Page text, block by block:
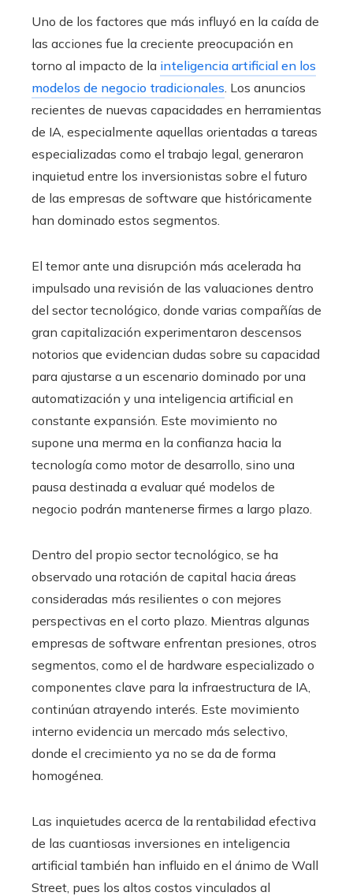
Uno de los factores que más influyó en la caída de
las acciones fue la creciente preocupación en
torno al impacto de la inteligencia artificial en los
modelos de negocio tradicionales. Los anuncios
recientes de nuevas capacidades en herramientas
de IA, especialmente aquellas orientadas a tareas
especializadas como el trabajo legal, generaron
inquietud entre los inversionistas sobre el futuro
de las empresas de software que históricamente
han dominado estos segmentos.
El temor ante una disrupción más acelerada ha
impulsado una revisión de las valuaciones dentro
del sector tecnológico, donde varias compañías de
gran capitalización experimentaron descensos
notorios que evidencian dudas sobre su capacidad
para ajustarse a un escenario dominado por una
automatización y una inteligencia artificial en
constante expansión. Este movimiento no
supone una merma en la confianza hacia la
tecnología como motor de desarrollo, sino una
pausa destinada a evaluar qué modelos de
negocio podrán mantenerse firmes a largo plazo.
Dentro del propio sector tecnológico, se ha
observado una rotación de capital hacia áreas
consideradas más resilientes o con mejores
perspectivas en el corto plazo. Mientras algunas
empresas de software enfrentan presiones, otros
segmentos, como el de hardware especializado o
componentes clave para la infraestructura de IA,
continúan atrayendo interés. Este movimiento
interno evidencia un mercado más selectivo,
donde el crecimiento ya no se da de forma
homogénea.
Las inquietudes acerca de la rentabilidad efectiva
de las cuantiosas inversiones en inteligencia
artificial también han influido en el ánimo de Wall
Street, pues los altos costos vinculados al